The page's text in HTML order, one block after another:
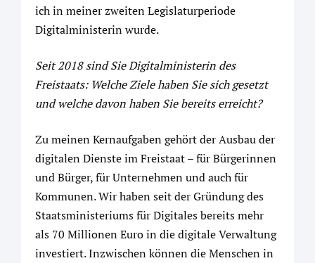
ich in meiner zweiten Legislaturperiode
Digitalministerin wurde.
Seit 2018 sind Sie Digitalministerin des
Freistaats: Welche Ziele haben Sie sich gesetzt
und welche davon haben Sie bereits erreicht?
Zu meinen Kernaufgaben gehört der Ausbau der
digitalen Dienste im Freistaat – für Bürgerinnen
und Bürger, für Unternehmen und auch für
Kommunen. Wir haben seit der Gründung des
Staatsministeriums für Digitales bereits mehr
als 70 Millionen Euro in die digitale Verwaltung
investiert. Inzwischen können die Menschen in